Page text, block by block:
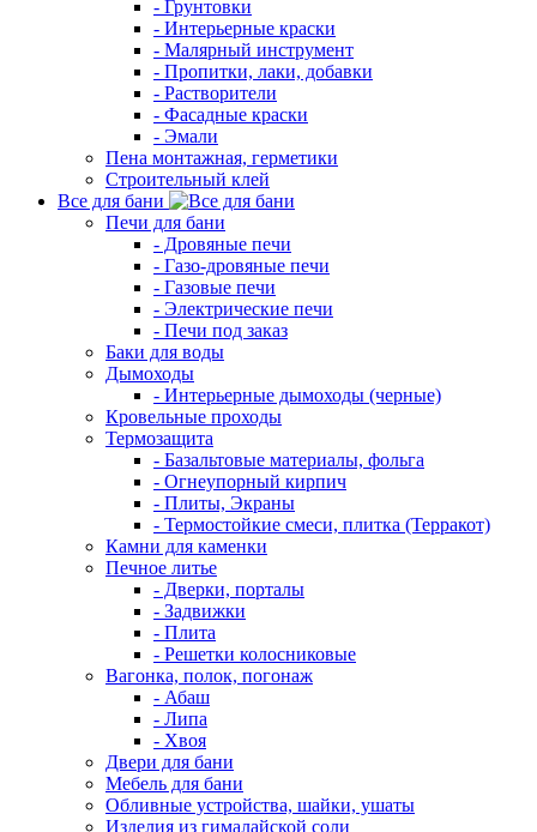
- Грунтовки
- Интерьерные краски
- Малярный инструмент
- Пропитки, лаки, добавки
- Растворители
- Фасадные краски
- Эмали
Пена монтажная, герметики
Строительный клей
Все для бани
Печи для бани
- Дровяные печи
- Газо-дровяные печи
- Газовые печи
- Электрические печи
- Печи под заказ
Баки для воды
Дымоходы
- Интерьерные дымоходы (черные)
Кровельные проходы
Термозащита
- Базальтовые материалы, фольга
- Огнеупорный кирпич
- Плиты, Экраны
- Термостойкие смеси, плитка (Терракот)
Камни для каменки
Печное литье
- Дверки, порталы
- Задвижки
- Плита
- Решетки колосниковые
Вагонка, полок, погонаж
- Абаш
- Липа
- Хвоя
Двери для бани
Мебель для бани
Обливные устройства, шайки, ушаты
Изделия из гималайской соли